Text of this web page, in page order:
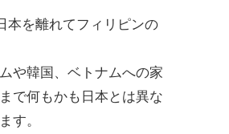
本を離れてフィリピンの
や韓国、ベトナムへの家
で何もかも日本とは異な
す。